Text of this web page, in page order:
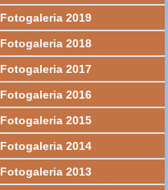
Fotogaleria 2019
Fotogaleria 2018
Fotogaleria 2017
Fotogaleria 2016
Fotogaleria 2015
Fotogaleria 2014
Fotogaleria 2013